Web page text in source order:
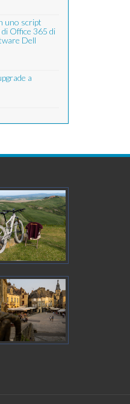
uno script
Office 365 di
Dell
a